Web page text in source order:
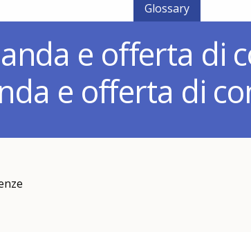
Glossary
e offerta di
e offerta di